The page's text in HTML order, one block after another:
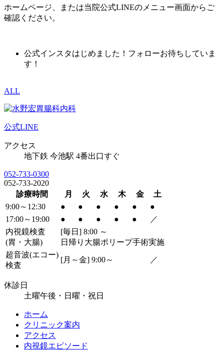
ホームページ、または当院公式LINEのメニュー画面からご
確認ください。
公式インスタはじめました！フォローお待ちしていま
す！
ALL
公式LINE
アクセス
地下鉄 今池駅 4番出口すぐ
052-733-0300
052-733-2020
診療時間
月 火 水 木 金
土
9:00～12:30
● ● ● ● ●
●
17:00～19:00
● ● ● ● ●
／
内視鏡検査
(胃・大腸)
[毎日] 8:00 ～
日帰り大腸ポリープ手術実施
超音波(エコー)
検査
[月～金] 9:00～ ／
休診日
土曜午後・日曜・祝日
ホーム
クリニック案内
アクセス
内視鏡エピソード